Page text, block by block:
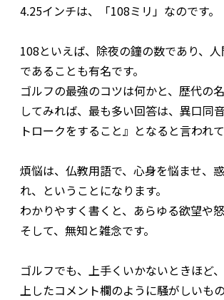
4.25インチは、「108ミリ」なのです。
108といえば、除夜の鐘の数であり、
であることも有名です。
ゴルフの最強のコツは何かと、歴代の
してみれば、最も多い回答は、異口同
トロークをすること』となると言われて
煩悩は、仏教用語で、心身を悩ませ、
れ、ということになります。
わかりやすく書くと、あらゆる欲望や怒
そして、無知と雑念です。
ゴルフでも、上手くいかないときほど
上したコメント欄のように騒がしいもの